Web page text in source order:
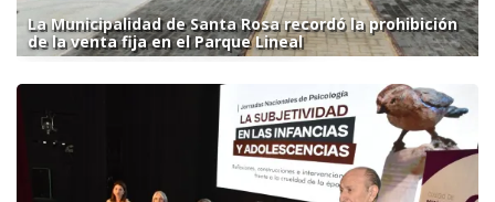
La Municipalidad de Santa Rosa recordó la prohibición
de la venta fija en el Parque Lineal